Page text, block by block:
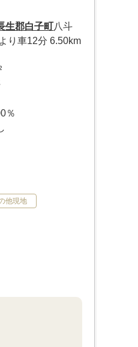
生郡白子町八斗
より車12分 6.50km
％
他現地